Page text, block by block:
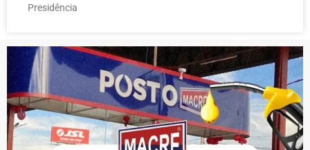
Presidência
PUBLICIDADE